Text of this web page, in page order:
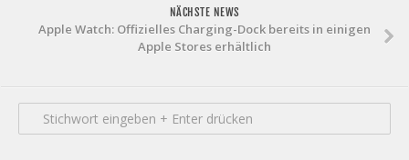
NÄCHSTE NEWS
Apple Watch: Offizielles Charging-Dock bereits in einigen
Apple Stores erhältlich